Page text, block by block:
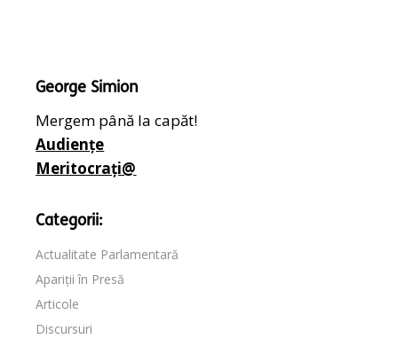
George Simion
Mergem până la capăt!
Audiențe
Meritocrați@
Categorii:
Actualitate Parlamentară
Apariții în Presă
Articole
Discursuri